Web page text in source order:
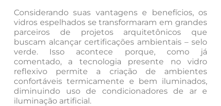
Considerando suas vantagens e benefícios, os
vidros espelhados se transformaram em grandes
parceiros de projetos arquitetônicos que
buscam alcançar certificações ambientais – selo
verde. Isso acontece porque, como já
comentado, a tecnologia presente no vidro
reflexivo permite a criação de ambientes
confortáveis termicamente e bem iluminados,
diminuindo uso de condicionadores de ar e
iluminação artificial.